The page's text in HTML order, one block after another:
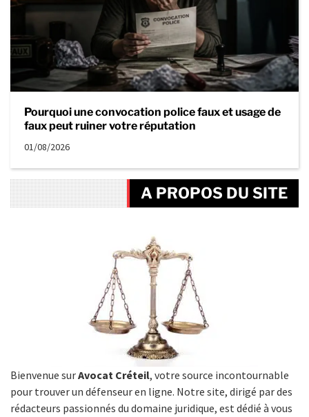
Pourquoi une convocation police faux et usage de
faux peut ruiner votre réputation
01/08/2026
A PROPOS DU SITE
Bienvenue surAvocat Créteil, votre source incontournable
pour trouver un défenseur en ligne. Notre site, dirigé par des
rédacteurs passionnés du domaine juridique, est dédié à vous